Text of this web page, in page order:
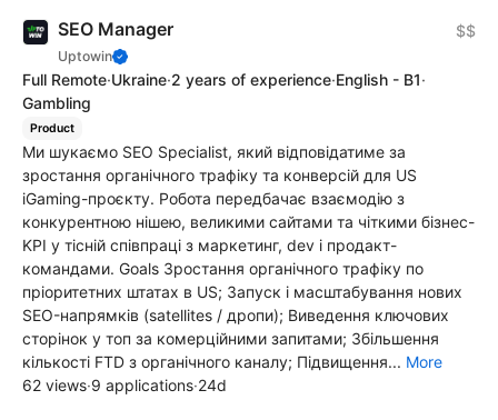
SEO Manager
Uptowin
$$
Full Remote·Ukraine·2 years of experience·English - B1·
Gambling
Product
Ми шукаємо SEO Specialist, який відповідатиме за
зростання органічного трафіку та конверсій для US
iGaming-проєкту. Робота передбачає взаємодію з
конкурентною нішею, великими сайтами та чіткими бізнес-
KPI у тісній співпраці з маркетинг, dev і продакт-
командами. Goals Зростання органічного трафіку по
пріоритетних штатах в US; Запуск і масштабування нових
SEO-напрямків (satellites / дропи); Виведення ключових
сторінок у топ за комерційними запитами; Збільшення
кількості FTD з органічного каналу; Підвищення... More
62 views·9 applications·24d